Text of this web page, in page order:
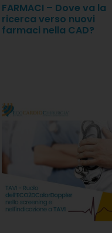
FARMACI – Dove va la
ricerca verso nuovi
farmaci nella CAD?